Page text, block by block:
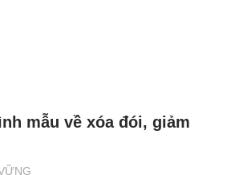
mẫu về xóa đói, giảm